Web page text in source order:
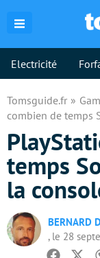
Electricité
Tomsguide.fr
combien de temps
temps
la
BERNARD
, le 28